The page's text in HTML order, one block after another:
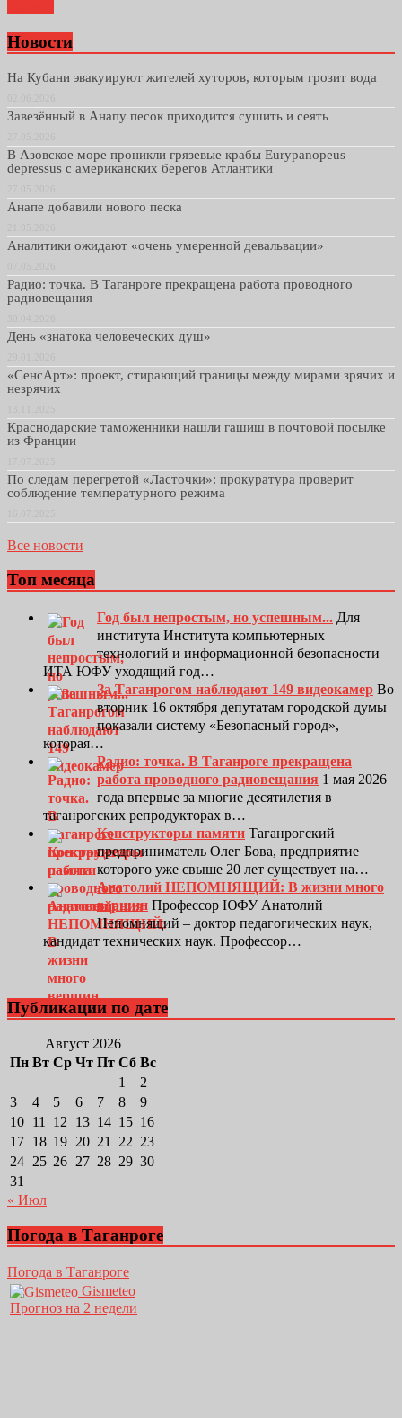
Новости
На Кубани эвакуируют жителей хуторов, которым грозит вода
Завезённый в Анапу песок приходится сушить и сеять
В Азовское море проникли грязевые крабы Eurypanopeus
depressus с американских берегов Атлантики
Анапе добавили нового песка
Аналитики ожидают «очень умеренной девальвации»
Радио: точка. В Таганроге прекращена работа проводного
радиовещания
День «знатока человеческих душ»
«СенсАрт»: проект, стирающий границы между мирами зрячих и
незрячих
Краснодарские таможенники нашли гашиш в почтовой посылке
из Франции
По следам перегретой «Ласточки»: прокуратура проверит
соблюдение температурного режима
Все новости
Топ месяца
Год был непростым, но успешным... Для
института Института компьютерных
технологий и информационной безопасности
ИТА ЮФУ уходящий год…
За Таганрогом наблюдают 149 видеокамер Во
вторник 16 октября депутатам городской думы
показали систему «Безопасный город»,
которая…
Радио: точка. В Таганроге прекращена
работа проводного радиовещания 1 мая 2026
года впервые за многие десятилетия в
таганрогских репродукторах в…
Конструкторы памяти Таганрогский
предприниматель Олег Бова, предприятие
которого уже свыше 20 лет существует на…
Анатолий НЕПОМНЯЩИЙ: В жизни много
вершин Профессор ЮФУ Анатолий
Непомнящий – доктор педагогических наук,
кандидат технических наук. Профессор…
Публикации по дате
Август 2026
Пн Вт Ср Чт Пт Сб Вс
1
2
3
4 5 6 7 8
9
10 11 12 13 14 15 16
17 18 19 20 21 22 23
24 25 26 27 28 29 30
31
« Июл
Погода в Таганроге
Погода в Таганроге
Gismeteo
Прогноз на 2 недели